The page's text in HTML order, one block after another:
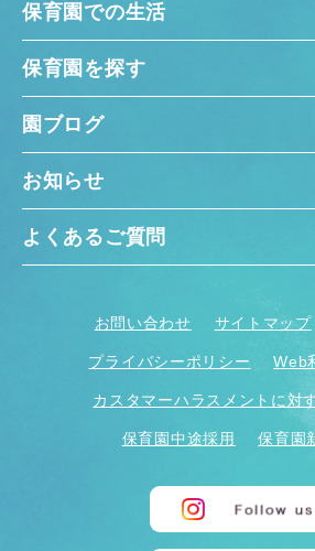
保育園での生活
保育園を探す
園ブログ
お知らせ
よくあるご質問
お問い合わせ サイトマップ
プライバシーポリシー Web
カスタマーハラスメントに対
保育園中途採用 保育園